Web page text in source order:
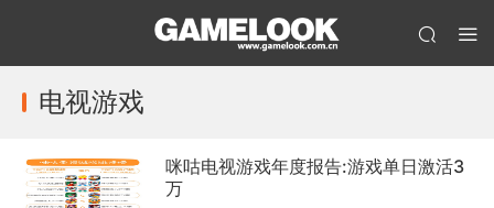
电视游戏
咪咕电视游戏年度报告:游戏单日激活3
万